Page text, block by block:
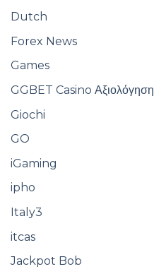
Dutch
Forex News
Games
GGBET Casino Αξιολόγηση
Giochi
GO
iGaming
ipho
Italy3
itcas
Jackpot Bob